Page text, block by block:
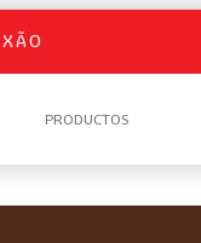
PRODUCTOS